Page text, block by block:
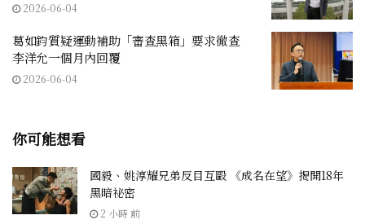
2026-06-04
葛如鈞質疑運動補助「審查黑箱」要求徹查
李洋允一個月內回覆
2026-06-04
你可能想看
國毅、姚淳耀兄弟反目互毆 《成名在望》揭開18年
黑暗祕密
2 小時 前